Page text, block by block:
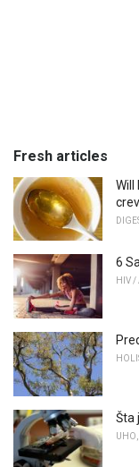
Fresh articles
Will
6
HIV /
Šta